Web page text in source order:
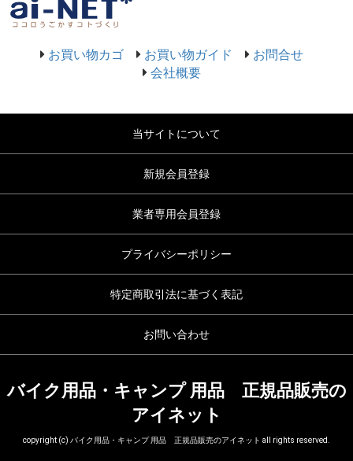
お買い物カゴ お買い物ガイド
お問合せ
会社概要
当サイトについて
新規会員登録
業者専用会員登録
プライバシーポリシー
特定商取引法に基づく表記
お問い合わせ
バイク用品・キャンプ 用品 正規品販売の
アイネット
copyright (c) バイク用品・キャンプ 用品 正規品販売のアイネット all rights reserved.